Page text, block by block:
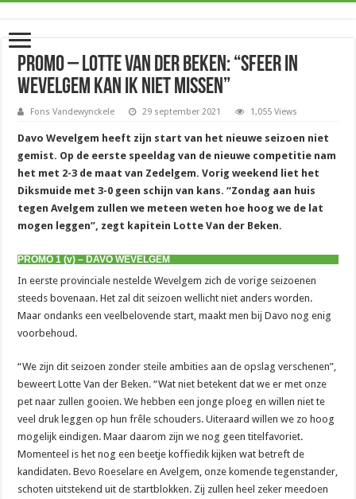
Promo – Lotte Van der Beken: “Sfeer in
Wevelgem kan ik niet missen”
Fons Vandewynckele 29 september 2021 1,055 Views
Davo Wevelgem heeft zijn start van het nieuwe seizoen niet
gemist. Op de eerste speeldag van de nieuwe competitie nam
het met 2-3 de maat van Zedelgem. Vorig weekend liet het
Diksmuide met 3-0 geen schijn van kans. “Zondag aan huis
tegen Avelgem zullen we meteen weten hoe hoog we de lat
mogen leggen”, zegt kapitein Lotte Van der Beken.
PROMO 1 (v) – DAVO WEVELGEM
In eerste provinciale nestelde Wevelgem zich de vorige seizoenen
steeds bovenaan. Het zal dit seizoen wellicht niet anders worden.
Maar ondanks een veelbelovende start, maakt men bij Davo nog enig
voorbehoud.
“We zijn dit seizoen zonder steile ambities aan de opslag verschenen”,
beweert Lotte Van der Beken. “Wat niet betekent dat we er met onze
pet naar zullen gooien. We hebben een jonge ploeg en willen niet te
veel druk leggen op hun frêle schouders. Uiteraard willen we zo hoog
mogelijk eindigen. Maar daarom zijn we nog geen titelfavoriet.
Momenteel is het nog een beetje koffiedik kijken wat betreft de
kandidaten. Bevo Roeselare en Avelgem, onze komende tegenstander,
schoten uitstekend uit de startblokken. Zij zullen heel zeker meedoen